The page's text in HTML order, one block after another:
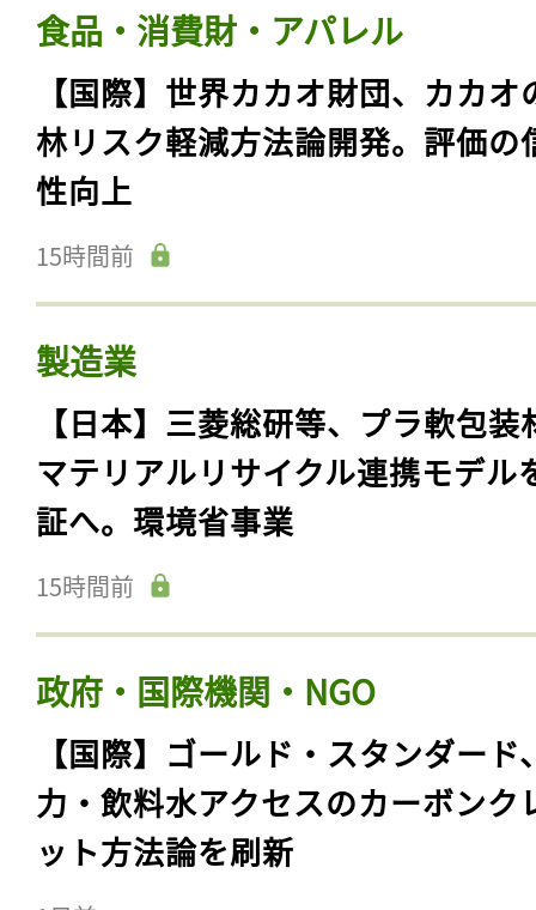
食品・消費財・アパレル
【国際】世界カカオ財団、カカオ
林リスク軽減方法論開発。評価の
性向上
15時間前
製造業
【日本】三菱総研等、プラ軟包装
マテリアルリサイクル連携モデル
証へ。環境省事業
15時間前
政府・国際機関・NGO
【国際】ゴールド・スタンダード
力・飲料水アクセスのカーボンク
ット方法論を刷新